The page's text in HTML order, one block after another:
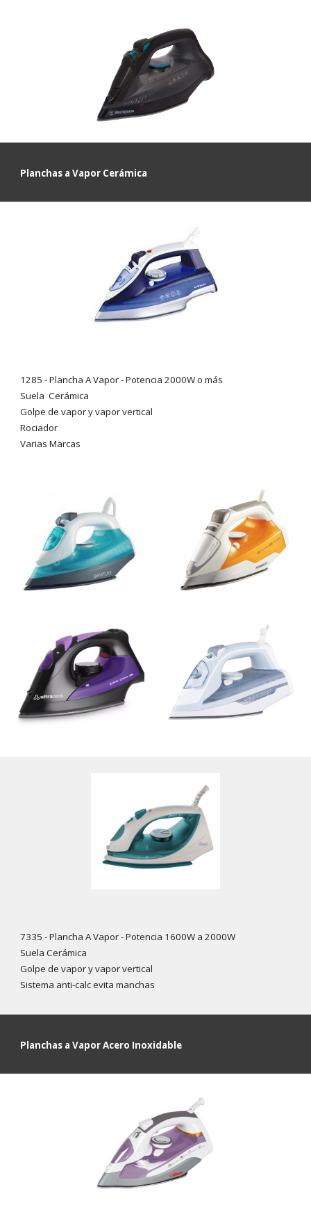
Planchas a Vapor Cerámica
1285- Plancha A Vapor - Potencia 2000W o más
SuelaCerámica
Golpe de vapor y vapor vertical
Rociador
Varias Marcas
7335 - Plancha A Vapor - Potencia 1600W a 2000W
Suela Cerámica
Golpe de vapor y vapor vertical
Sistema anti-calc evita manchas
Planchas a VaporAcero Inoxidable